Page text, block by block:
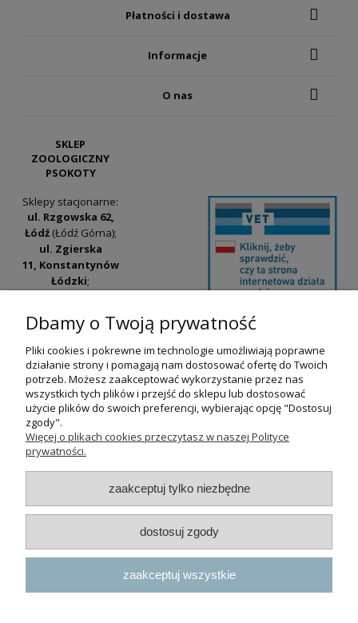
Płatności i dostawa
Informacje
O nas
SKLEP
ZOOLOGICZNY
PSOKOTY
Sklepy stacjonarne:
ul. Rzgowska 62,
Łódź(Łódź Górna);
ul. Zgierska
11, Konstantynów
Łódzki;
Widzew).
Godziny otwarcia:
pn-pt 9:00-17:00
+48 530 230 483
psokoty@psokoty.pl
Sklep internetowy Shoper.pl
Dbamy o Twoją prywatność
Pliki cookies i pokrewne im technologie umożliwiają poprawne
działanie strony i pomagają nam dostosować ofertę do Twoich
potrzeb. Możesz zaakceptować wykorzystanie przez nas
wszystkich tych plików i przejść do sklepu lub dostosować
użycie plików do swoich preferencji, wybierając opcję "Dostosuj
zgody".
Więcej o plikach cookies przeczytasz w naszej Polityce
prywatności.
zaakceptuj tylko niezbędne
dostosuj zgody
zaakceptuj wszystkie